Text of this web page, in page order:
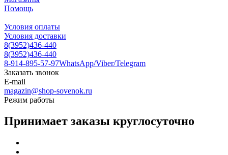
Помощь
Условия оплаты
Условия доставки
8(3952)436-440
8(3952)436-440
8-914-895-57-97WhatsApp/Viber/Telegram
Заказать звонок
E-mail
magazin@shop-sovenok.ru
Режим работы
Принимает заказы круглосуточно